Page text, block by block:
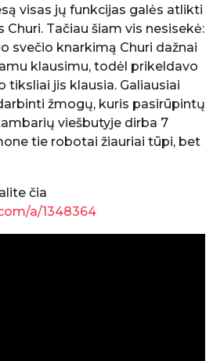
visas jų funkcijas galės atlikti
Tačiau šiam vis nesisekė:
svečio knarkimą Churi dažnai
klausimu, todėl prikeldavo
tiksliai jis klausia. Galiausiai
žmogų, kuris pasirūpintų
viešbutyje dirba 7
tie robotai žiauriai tūpi, bet
čia
a/1348364